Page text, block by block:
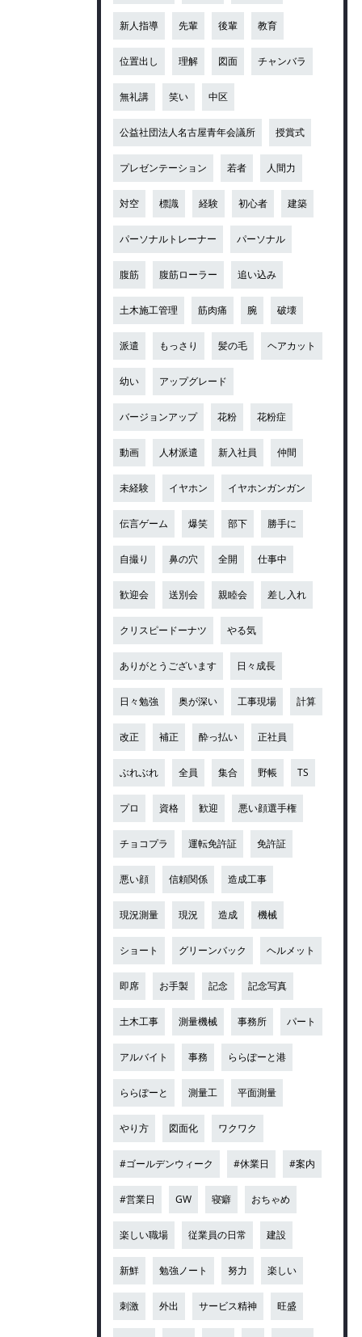
新人指導 先輩 後輩 教育
位置出し 理解 図面 チャンバラ
無礼講 笑い 中区
公益社団法人名古屋青年会議所 授賞式
プレゼンテーション 若者 人間力
対空 標識 経験 初心者 建築
パーソナルトレーナー パーソナル
腹筋 腹筋ローラー 追い込み
土木施工管理 筋肉痛 腕 破壊
派遣 もっさり 髪の毛 ヘアカット
幼い アップグレード
バージョンアップ 花粉 花粉症
動画 人材派遣 新入社員 仲間
未経験 イヤホン イヤホンガンガン
伝言ゲーム 爆笑 部下 勝手に
自撮り 鼻の穴 全開 仕事中
歓迎会 送別会 親睦会 差し入れ
クリスピードーナツ やる気
ありがとうございます 日々成長
日々勉強 奥が深い 工事現場 計算
改正 補正 酔っ払い 正社員
ぶれぶれ 全員 集合 野帳 TS
プロ 資格 歓迎 悪い顔選手権
チョコプラ 運転免許証 免許証
悪い顔 信頼関係 造成工事
現況測量 現況 造成 機械
ショート グリーンバック ヘルメット
即席 お手製 記念 記念写真
土木工事 測量機械 事務所 パート
アルバイト 事務 ららぽーと港
ららぽーと 測量工 平面測量
やり方 図面化 ワクワク
#ゴールデンウィーク #休業日 #案内
#営業日 GW 寝癖 おちゃめ
楽しい職場 従業員の日常 建設
新鮮 勉強ノート 努力 楽しい
刺激 外出 サービス精神 旺盛